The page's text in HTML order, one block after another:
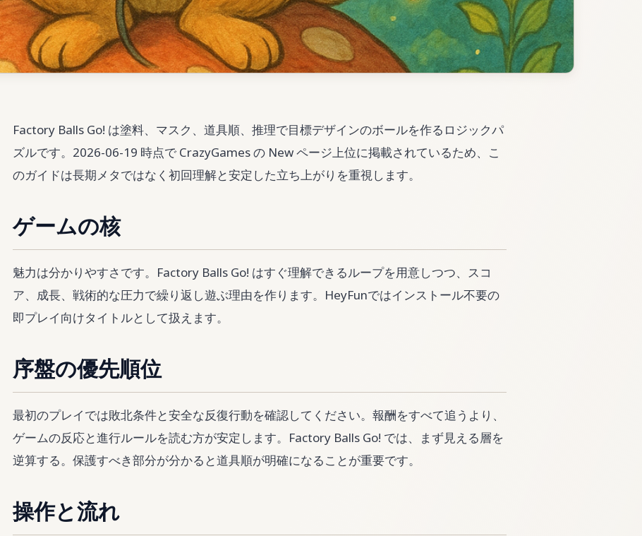
Factory Balls Go! は塗料、マスク、道具順、推理で目標デザインのボールを作るロジックパ
ズルです。2026-06-19 時点で CrazyGames の New ページ上位に掲載されているため、こ
のガイドは長期メタではなく初回理解と安定した立ち上がりを重視します。
ゲームの核
魅力は分かりやすさです。Factory Balls Go! はすぐ理解できるループを用意しつつ、スコ
ア、成長、戦術的な圧力で繰り返し遊ぶ理由を作ります。HeyFunではインストール不要の
即プレイ向けタイトルとして扱えます。
序盤の優先順位
最初のプレイでは敗北条件と安全な反復行動を確認してください。報酬をすべて追うより、
ゲームの反応と進行ルールを読む方が安定します。Factory Balls Go! では、まず見える層を
逆算する。保護すべき部分が分かると道具順が明確になることが重要です。
操作と流れ